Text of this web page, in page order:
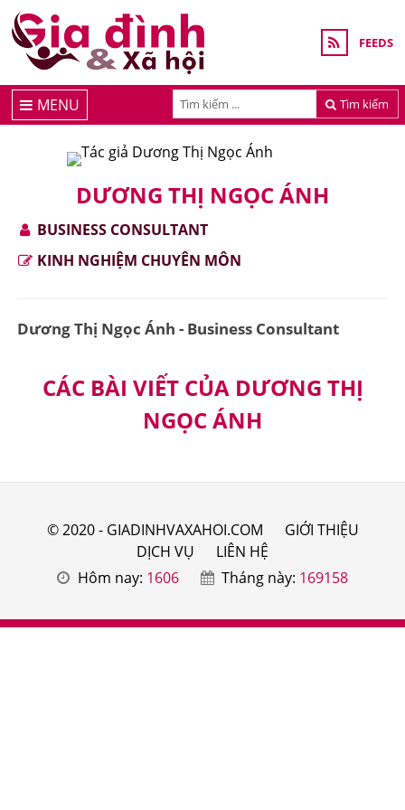
FEEDS
Tìm kiếm
MENU
DƯƠNG THỊ NGỌC ÁNH
BUSINESS CONSULTANT
KINH NGHIỆM CHUYÊN MÔN
Dương Thị Ngọc Ánh - Business Consultant
CÁC BÀI VIẾT CỦA DƯƠNG THỊ
NGỌC ÁNH
© 2020 - GIADINHVAXAHOI.COM
GIỚI THIỆU
DỊCH VỤ
LIÊN HỆ
Hôm nay: 1606 Tháng này: 169158